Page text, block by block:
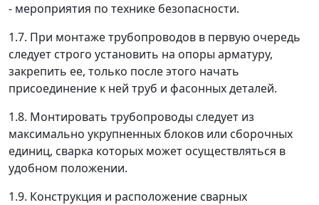
- мероприятия по технике безопасности.
1.7. При монтаже трубопроводов в первую очередь
следует строго установить на опоры арматуру,
закрепить ее, только после этого начать
присоединение к ней труб и фасонных деталей.
1.8. Монтировать трубопроводы следует из
максимально укрупненных блоков или сборочных
единиц, сварка которых может осуществляться в
удобном положении.
1.9. Конструкция и расположение сварных